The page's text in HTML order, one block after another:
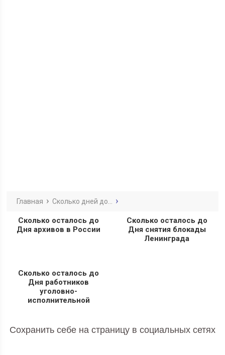
Главная Сколько дней до...
Сколько осталось до
Дня архивов в России
Сколько осталось до
Дня снятия блокады
Ленинграда
Сколько осталось до
Дня работников
уголовно-
исполнительной
Сохранить себе на страницу в социальных сетях